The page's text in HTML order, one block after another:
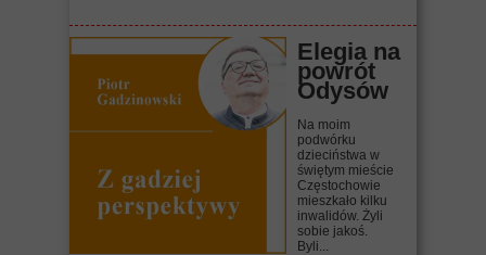
Elegia na
powrót
Odysów
Na moim
podwórku
dzieciństwa w
świętym mieście
Częstochowie
mieszkało kilku
inwalidów. Żyli
sobie jakoś.
Byli...